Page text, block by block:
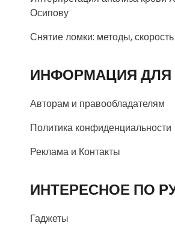
Осипову
Снятие ломки: методы,
ИНФОРМАЦИЯ ДЛЯ
Авторам и правообладателям
Политика конфиденциальности
Реклама и Контакты
ИНТЕРЕСНОЕ ПО
Гаджеты